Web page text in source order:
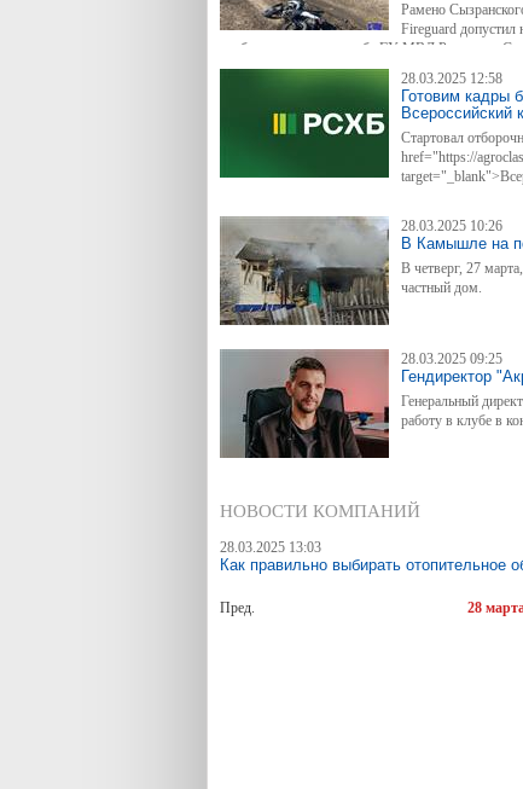
Рамено
Fireguard допустил
сообщили в пресс-службе ГУ МВД России по
28.03.2025 12:58
Готовим кадры
Всероссийский
Стартовал
href="https://
материалов для учеников
номинации получат денежные призы — по 250 и
28.03.2025 10:26
В Камышле на
В четверг, 27
частный дом.
28.03.2025 09:25
Гендиректор
Генеральный
работу в клубе в
НОВОСТИ КОМПАНИЙ
28.03.2025 13:03
Как правильно выбирать отопительное
Пред. 28